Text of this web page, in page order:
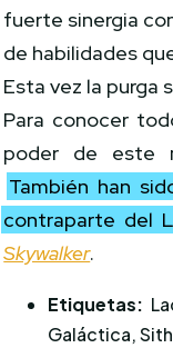
fuerte sinergia
de habilidades
Esta vez la purga
Para conocer
poder de este
También han
contraparte del
Skywalker.
Etiquetas:
Galáctica, Sith